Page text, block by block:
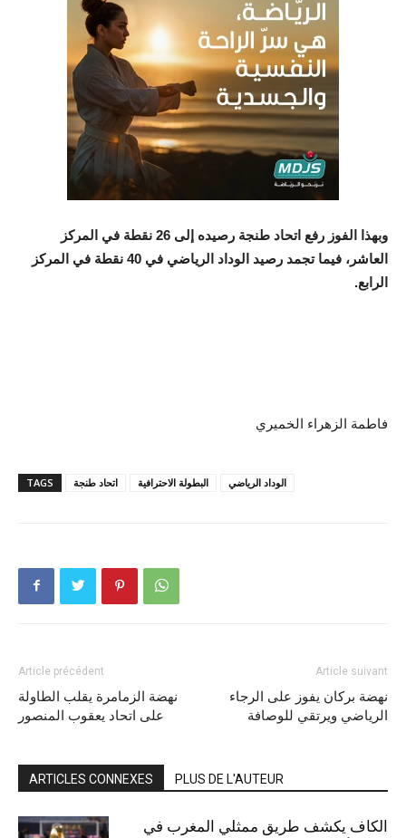
وبهذا الفوز رفع اتحاد طنجة رصيده إلى 26 نقطة في المركز
العاشر، فيما تجمد رصيد الوداد الرياضي في 40 نقطة في المركز
الرابع.
فاطمة الزهراء الخميري
TAGS اتحاد طنجة البطولة الاحترافية الوداد الرياضي
Article précédent
نهضة الزمامرة يقلب الطاولة
على اتحاد يعقوب المنصور
Article suivant
نهضة بركان يفوز على الرجاء
الرياضي ويرتقي للوصافة
ARTICLES CONNEXES PLUS DE L'AUTEUR
الكاف يكشف طريق ممثلي المغرب في